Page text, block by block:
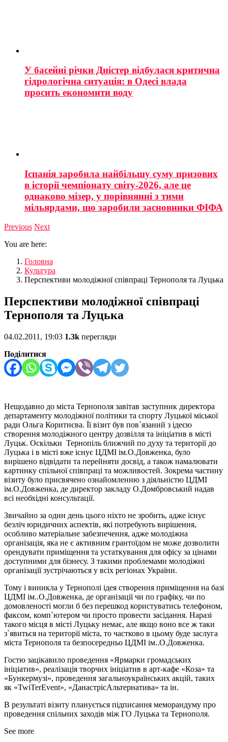
У басейні річки Дністер відбулася критична
гідрологічна ситуація: в Одесі влада
просить економити воду
Іспанія заробила найбільшу суму призових
в історії чемпіонату світу-2026, але це
однаково мізер, у порівнянні з тими
мільярдами, що заробили засновники ФІФА
Previous Next
You are here:
Головна
Культура
Перспективи молодіжної співпраці Тернополя та Луцька
Перспективи молодіжної співпраці
Тернополя та Луцька
04.02.2011, 19:03 1.3k перегляди
Поділитися
Нещодавно до міста Тернополя завітав заступник директора
департаменту молодіжної політики та спорту Луцької міської
ради Ольга Коритнєва. Її візит був пов`язаний з ідеєю
створення молодіжного центру дозвілля та ініціатив в місті
Луцьк. Оскільки Тернопіль ближчий по духу та території до
Луцька і в місті вже існує ЦДМІ ім.О.Довженка, було
вирішено відвідати та перейняти досвід, а також намалювати
картинку спільної співпраці та можливостей. Зокрема частину
візиту було присвячено ознайомленню з діяльністю ЦДМІ
ім.О.Довженка, де директор закладу О.Домбровський надав
всі необхідні консультації.
Звичайно за один день цього ніхто не зробить, адже існує
безліч юридичних аспектів, які потребують вирішення,
особливо матеріальне забезпечення, адже молодіжна
організація, яка не є активним грантоїдом не може дозволити
орендувати приміщення та устаткування для офісу за цінами
доступними для бізнесу. З такими проблемами молодіжні
організації зустрічаються у всіх регіонах України.
Тому і виникла у Тернополі ідея створення приміщення на базі
ЦДМІ ім..О.Довженка, де організації чи по графіку, чи по
домовленості могли б без перешкод користуватись телефоном,
факсом, комп`ютером чи просто провести засідання. Наразі
такого місця в місті Луцьку немає, але якщо воно все ж таки
з`явиться на території міста, то частково в цьому буде заслуга
міста Тернополя та безпосередньо ЦДМІ ім..О.Довженка.
Гостю зацікавило проведення «Ярмарки громадських
ініціатив», реалізація творчих ініціатив в арт-кафе «Коза» та
«Бункермузі», проведення загальноукраїнських акцій, таких
як «TwiTerEvent», «ДанастрісАльтернатива» та ін.
В результаті візиту планується підписання меморандуму про
проведення спільних заходів між ГО Луцька та Тернополя.
See more